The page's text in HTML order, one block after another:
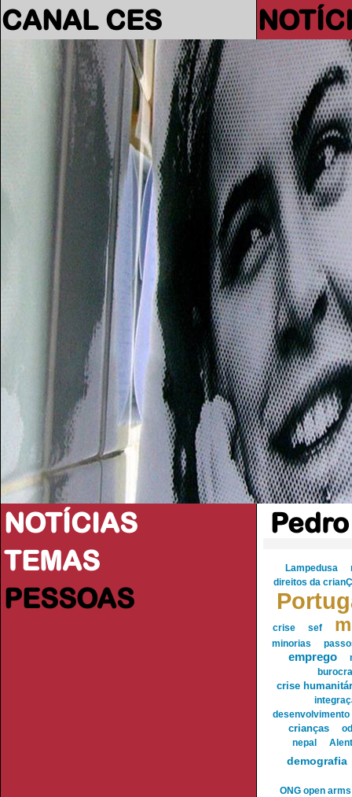
CANAL CES
NOTÍCIAS
TEMAS
PESSOAS
Lampedusa
direitos da
crise sef
minorias
emprego
crise
desenvolvimento
crianças
nepal
demografia
ONG open arms